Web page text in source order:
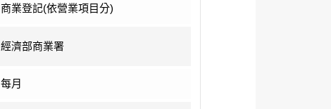
商業登記(依營業項目分)
經濟部商業署
每月